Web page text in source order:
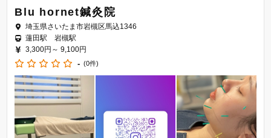
Blu hornet鍼灸院
埼玉県さいたま市岩槻区馬込1346
蓮田駅 岩槻駅
3,300円～ 9,100円
- (0件)